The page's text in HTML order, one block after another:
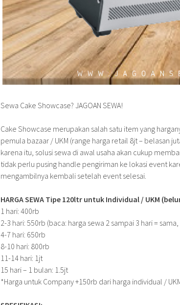
Sewa Cake Showcase? JAGOAN SEWA!
Cake Showcase merupakan salah satu item yang
pemula bazaar / UKM (range harga retail 8jt – belasan
karena itu, solusi sewa di awal usaha akan cukup
tidak perlu pusing handle pengiriman ke lokasi event
mengambilnya kembali setelah event selesai.
HARGA SEWA Tipe 120ltr untuk Individual / UKM
1 hari: 400rb
2-3 hari: 550rb (baca: harga sewa 2 sampai 3 hari = sama,
4-7 hari: 650rb
8-10 hari: 800rb
11-14 hari: 1jt
15 hari – 1 bulan: 1.5jt
*Harga untuk Company +150rb dari harga individual /